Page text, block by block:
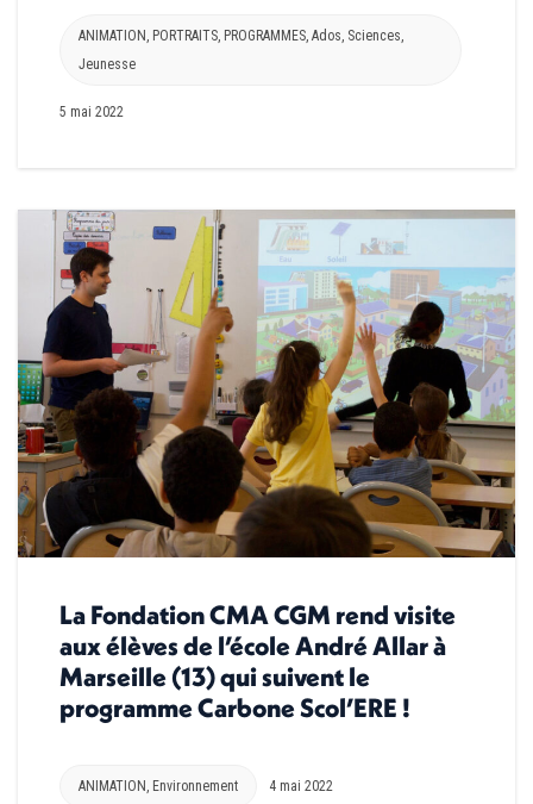
ANIMATION PORTRAITS PROGRAMMES Ados Sciences
Jeunesse
5 mai 2022
La Fondation CMA CGM rend visite
aux élèves de l’école André Allar à
Marseille (13) qui suivent le
programme Carbone Scol’ERE !
ANIMATION , Environnement 4 mai 2022